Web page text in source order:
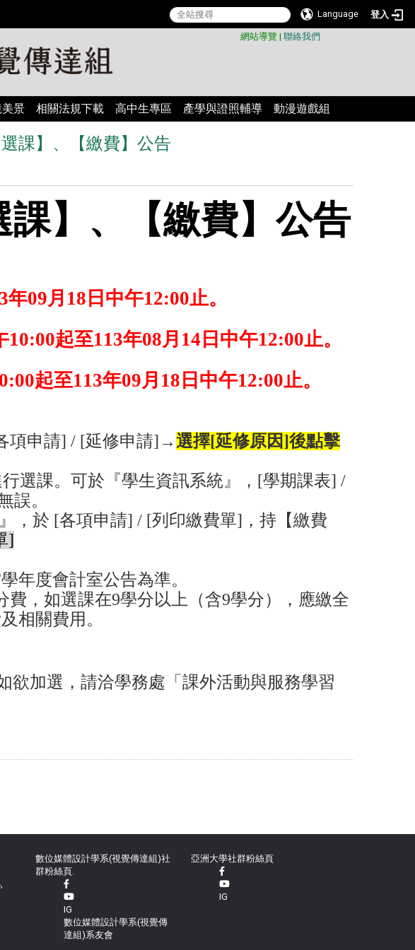
Language
登入
網站導覽| 聯絡我們
景 相關法規下載 高中生專區 產學與證照輔導 動漫遊戲組
課】、【繳費】公告
】、【繳費】公告
09月18日中午12:00止。
起至113年08月14日中午12:00止。
起至113年09月18日中午12:00止。
項申請] / [延修申請]→選擇[延修原因]後點擊
行選課。可於『學生資訊系統』，[學期課表] /
誤。
，於 [各項申請] / [列印繳費單]，持【繳費
]
年度會計室公告為準。
，如選課在9學分以上（含9學分），應繳全
相關費用。
欲加選，請洽學務處「課外活動與服務學習
數位媒體設計學系(視覺傳達組)社
群粉絲頁.
IG
數位媒體設計學系(視覺傳
達組)系友會
亞洲大學社群粉絲頁
IG